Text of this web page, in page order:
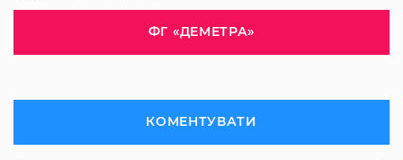
ФГ «ДЕМЕТРА»
КОМЕНТУВАТИ